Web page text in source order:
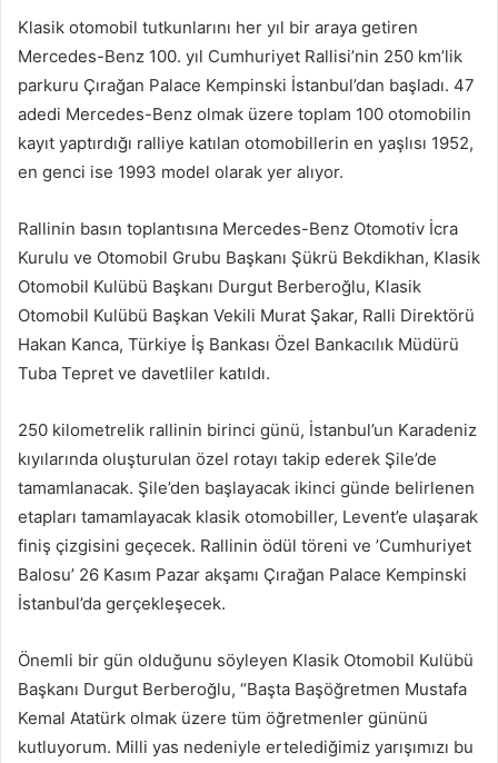
Klasik otomobil tutkunlarını her yıl bir araya getiren
Mercedes-Benz 100. yıl Cumhuriyet Rallisi’nin 250 km’lik
parkuru Çırağan Palace Kempinski İstanbul’dan başladı. 47
adedi Mercedes-Benz olmak üzere toplam 100 otomobilin
kayıt yaptırdığı ralliye katılan otomobillerin en yaşlısı 1952,
en genci ise 1993 model olarak yer alıyor.
Rallinin basın toplantısına Mercedes-Benz Otomotiv İcra
Kurulu ve Otomobil Grubu Başkanı Şükrü Bekdikhan, Klasik
Otomobil Kulübü Başkanı Durgut Berberoğlu, Klasik
Otomobil Kulübü Başkan Vekili Murat Şakar, Ralli Direktörü
Hakan Kanca, Türkiye İş Bankası Özel Bankacılık Müdürü
Tuba Tepret ve davetliler katıldı.
250 kilometrelik rallinin birinci günü, İstanbul’un Karadeniz
kıyılarında oluşturulan özel rotayı takip ederek Şile’de
tamamlanacak. Şile’den başlayacak ikinci günde belirlenen
etapları tamamlayacak klasik otomobiller, Levent’e ulaşarak
finiş çizgisini geçecek. Rallinin ödül töreni ve ’Cumhuriyet
Balosu’ 26 Kasım Pazar akşamı Çırağan Palace Kempinski
İstanbul’da gerçekleşecek.
Önemli bir gün olduğunu söyleyen Klasik Otomobil Kulübü
Başkanı Durgut Berberoğlu, “Başta Başöğretmen Mustafa
Kemal Atatürk olmak üzere tüm öğretmenler gününü
kutluyorum. Milli yas nedeniyle ertelediğimiz yarışımızı bu